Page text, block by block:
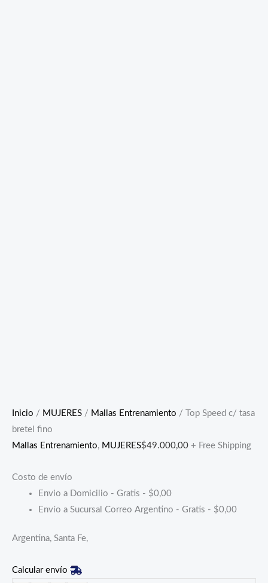
Inicio / MUJERES / Mallas Entrenamiento / Top Speed c/ tasa
bretel fino
Mallas Entrenamiento, MUJERES$49.000,00 + Free Shipping
Costo de envío
Envio a Domicilio - Gratis - $0,00
Envío a Sucursal Correo Argentino - Gratis - $0,00
Argentina, Santa Fe,
Calcular envío